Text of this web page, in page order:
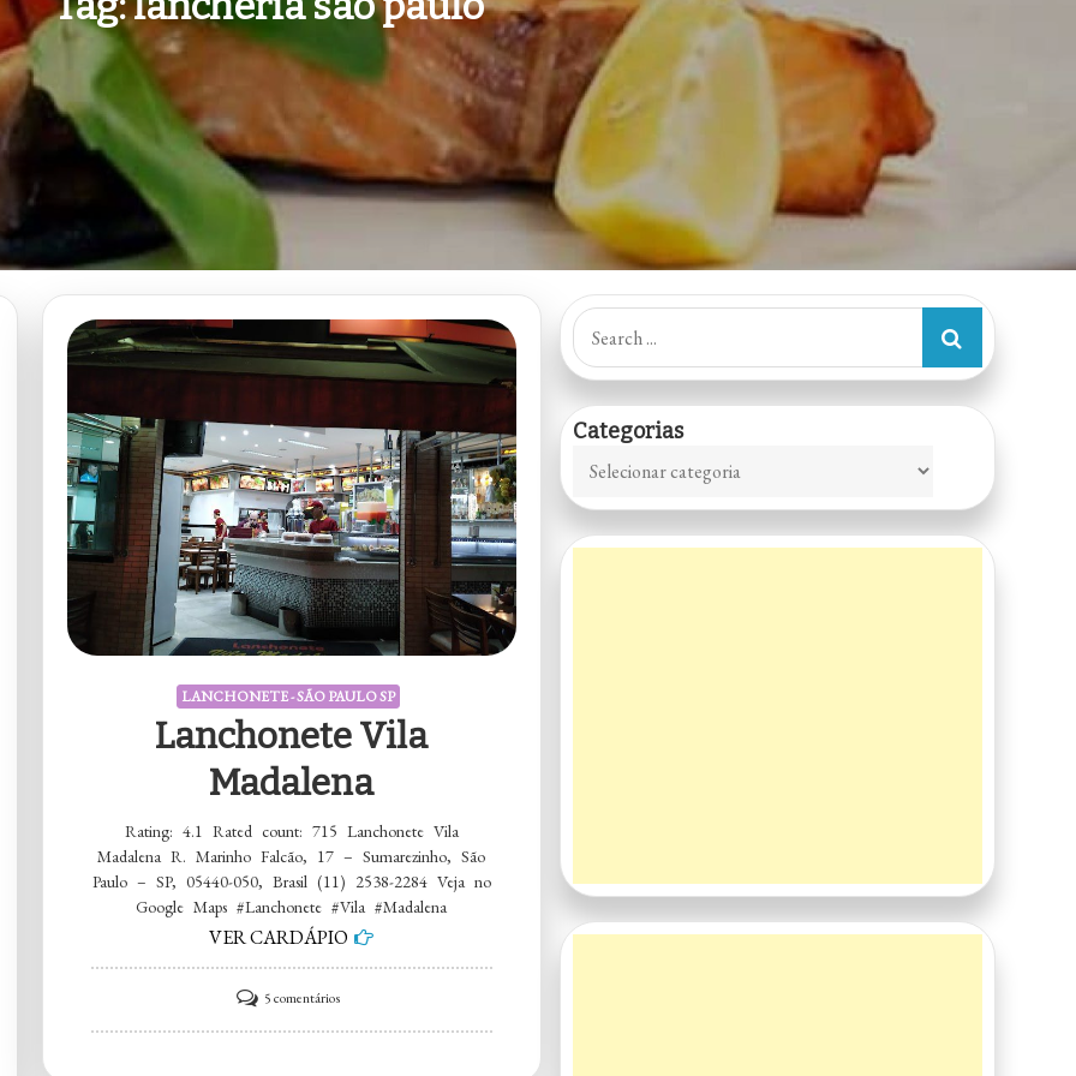
LANCHONETE - SÃO PAULO SP
Lanchonete Vila
Madalena
Rating: 4.1 Rated count: 715 Lanchonete Vila
Madalena R. Marinho Falcão, 17 – Sumarezinho, São
Paulo – SP, 05440-050, Brasil (11) 2538-2284 Veja no
Google Maps #Lanchonete #Vila #Madalena
VER CARDÁPIO
5 comentáriosem
Lanchonete
Search
for:
Categorias
Categorias